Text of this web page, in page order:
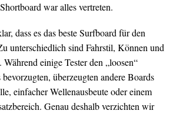
war alles vertreten.
dass es das beste Surfboard für den
unterschiedlich sind Fahrstil, Können und
einige Tester den „loosen“
überzeugten andere Boards
einfacher Wellenausbeute oder einem
Genau deshalb verzichten wir